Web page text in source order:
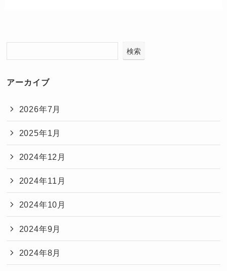
検索
アーカイブ
2026年7月
2025年1月
2024年12月
2024年11月
2024年10月
2024年9月
2024年8月